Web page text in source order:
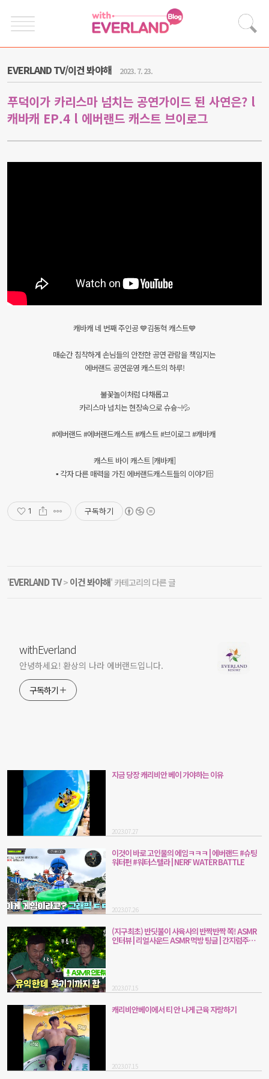
EVERLAND TV/이건 봐야해 2023. 7. 23.
푸덕이가 카리스마 넘치는 공연가이드 된 사연은? l
캐바캐 EP.4 l 에버랜드 캐스트 브이로그
캐바캐 네 번째 주인공 💙김동혁 캐스트💙
매순간 침착하게 손님들의 안전한 공연 관람을 책임지는
에버랜드 공연운영 캐스트의 하루!
불꽃놀이처럼 다채롭고
카리스마 넘치는 현장속으로 슈슝~!💦
#에버랜드 #에버랜드캐스트 #캐스트 #브이로그 #캐바캐
캐스트 바이 캐스트 [캐바캐]
▪ 각자 다른 매력을 가진 에버랜드캐스트들의 이야기🗄
1 구독하기
'EVERLAND TV> 이건 봐야해' 카테고리의 다른 글
withEverland
안녕하세요! 환상의 나라 에버랜드입니다.
구독하기
지금 당장 캐리비안 베이 가야하는 이유
2023.07.27
이것이 바로 고인물의 에임ㅋㅋㅋ | 에버랜드 #슈팅
워터펀 #워터스텔라 | NERF WATER BATTLE
2023.07.26
(지구최초) 반딧불이 사육사의 반짝반짝 쪽! ASMR
인터뷰 | 리얼사운드 ASMR 먹방 팅글 | 간지럼주의
2023.07.15
캐리비안베이에서 티 안 나게 근육 자랑하기
2023.07.15